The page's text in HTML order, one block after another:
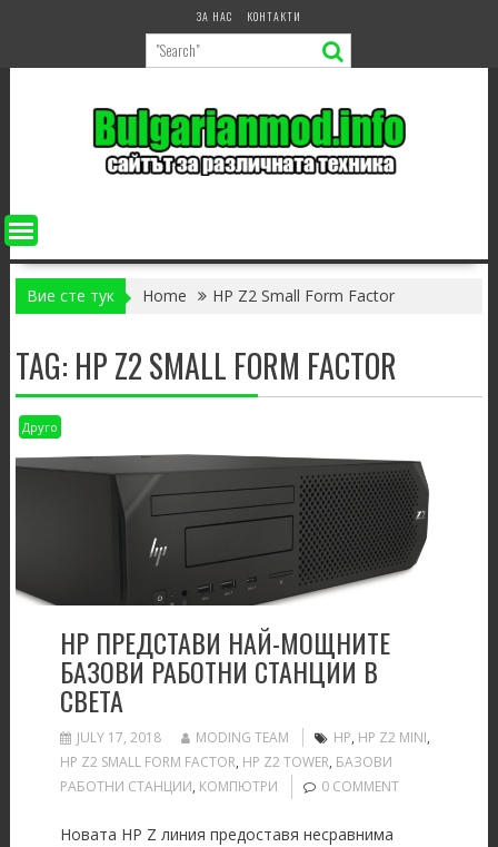
ЗА НАС КОНТАКТИ
Вие сте тук Home HP Z2 Small Form Factor
TAG: HP Z2 SMALL FORM FACTOR
Друго
HP ПРЕДСТАВИ НАЙ-МОЩНИТЕ
БАЗОВИ РАБОТНИ СТАНЦИИ В
СВЕТА
JULY 17, 2018 MODING TEAM HP, HP Z2 MINI,
HP Z2 SMALL FORM FACTOR, HP Z2 TOWER, БАЗОВИ
РАБОТНИ СТАНЦИИ, КОМПЮТРИ 0 COMMENT
Новата HP Z линия предоставя несравнима